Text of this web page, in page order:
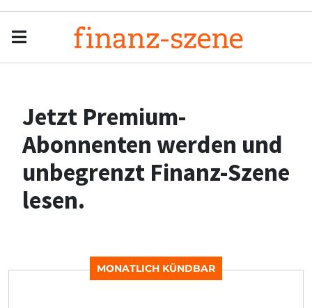
Jetzt Premium-
Abonnenten werden und
unbegrenzt Finanz-Szene
lesen.
MONATLICH KÜNDBAR